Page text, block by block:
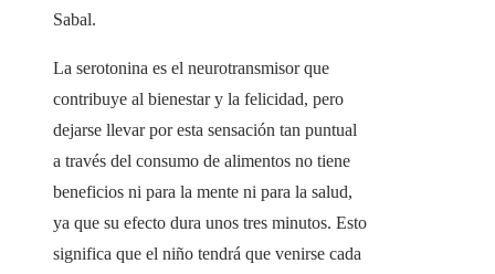
Sabal.
La serotonina es el neurotransmisor que
contribuye al bienestar y la felicidad, pero
dejarse llevar por esta sensación tan puntual
a través del consumo de alimentos no tiene
beneficios ni para la mente ni para la salud,
ya que su efecto dura unos tres minutos. Esto
significa que el niño tendrá que venirse cada